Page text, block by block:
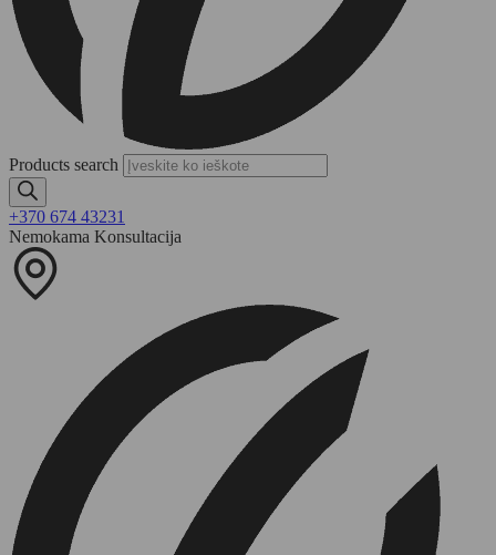
Products search
+370 674 43231
Nemokama Konsultacija